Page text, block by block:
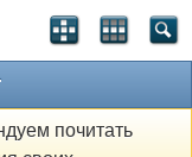
почитать